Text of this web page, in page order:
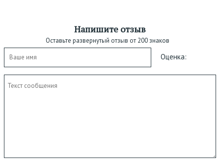
Напишите отзыв
Оставьте развернутый отзыв от 200 знаков
Оценка: